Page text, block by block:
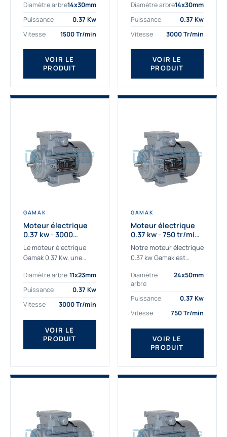
applications les plus
exigeantes.
kw de référence
AGM2EL 71 M 4b...
Diamètre arbre14x30mm
Puissance
0.37 Kw
Vitesse
1500 Tr/min
VOIR LE
PRODUIT
application. Notre
gamme de moteurs
exclusivement
fabriquée...
Diamètre arbre14x30mm
Puissance
0.37 Kw
Vitesse
3000 Tr/min
VOIR LE
PRODUIT
GAMAK
Moteur électrique
0.37 kw - 3000
Tr/min - 230/400v -
Taille 63 - IE2
Le moteur électrique
Gamak 0.37 Kw, une
adaptée à tous types
de machines. Le
triphasé 0.37Kw Gamak
à...
Diamètre arbre 11x23mm
Puissance
0.37 Kw
Vitesse
3000 Tr/min
VOIR LE
PRODUIT
GAMAK
Moteur électrique
0.37 kw - 750 tr/min -
230/400V - IE2
Notre moteur électrique
0.37 kw Gamak est
aux applications
sévères. Nous
déterminons,
fournissons
des moteurs
asynchrones depuis de
nombreuses années....
Diamètre
arbre
24x50mm
Puissance
0.37 Kw
Vitesse
750 Tr/min
VOIR LE
PRODUIT